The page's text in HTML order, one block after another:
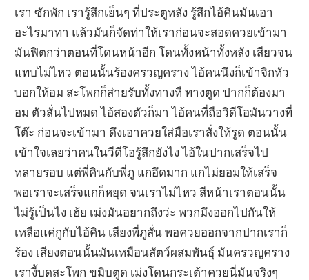
เรา ซักพัก เรารู้สึกเย็นๆ ที่ประตูหลัง รู้สึกไอ้คินมันเอา
อะไรมาทา แล้วมันก็จัดท่าให้เราก่อนจะสอดควยเข้ามา
มันฟิตกว่าตอนที่โดนหน้าอีก โดนทั้งหน้าทั้งหลัง เสียวจน
แทบไม่ไหว ตอนนั้นร้องครวญคราง ไอ้คนนึงก็เข้าจิกหัว
บอกให้อม สะโพกก็ส่ายรับทั้งทางหื ทางตูด ปากก็ต้องมา
อม ตัวสั่นไปหมด ไอ้สองตัวก็มา ไอ้คนที่ถือวิดีโอมันวางที่
โต๊ะ ก่อนจะเข้ามา ดึงเอาควยใส่มือเราสั่งให้รูด ตอนนั้น
เข้าใจเลยว่าคนในวีดีโอรู้สึกยังไง ไอ้ในปากเสร็จไป
หลายรอบ แต่พี่คินกับพี่ภู แกอึดมาก แกไม่ยอมให้เสร็จ
พอเราจะเสร็จแกก็หยุด จนเราไม่ไหว สีหน้าเราตอนนั้น
ไม่รู้เป็นไง เฮ้ย เม่งมันอยากถึงว่ะ พวกมึงออกไปกันให้
เหลือแค่กูกับไอ้คิน เสียงพี่ภูสั่น พอควยออกจากปากเราก็
ร้อง เสียงตอนนั้นมันเหมือนสัตว์ผสมพันธุ์ มันครวญคราง
เรางี้บดสะโพก ขมิบตูด เม่งโดนกระเต้าควยนี่มันจริงๆ